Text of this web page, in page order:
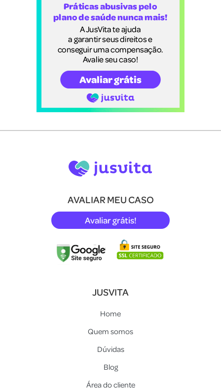
AVALIAR MEU CASO
Avaliar grátis!
JUSVITA
Home
Quem somos
Dúvidas
Blog
Área do cliente